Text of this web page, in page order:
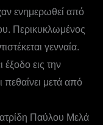
ενημερωθεί από
Περικυκλωμένος
γενναία.
έξοδο εις την
πεθαίνει μετά από
Παύλου Μελά